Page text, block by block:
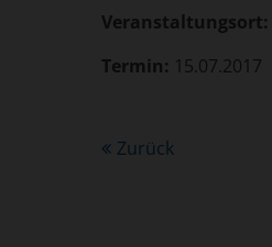
Veranstaltungsort:
Termin: 15.07.2017
Zurück